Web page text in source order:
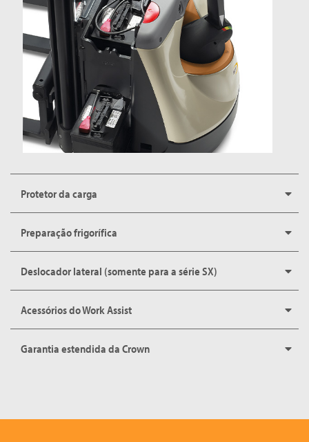
Protetor da carga
Preparação frigorífica
Deslocador lateral (somente para a série SX)
Acessórios do Work Assist
Garantia estendida da Crown